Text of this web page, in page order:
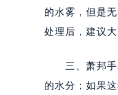
的水雾，但是
处理后，建议
三、萧邦手表
的水分；如果